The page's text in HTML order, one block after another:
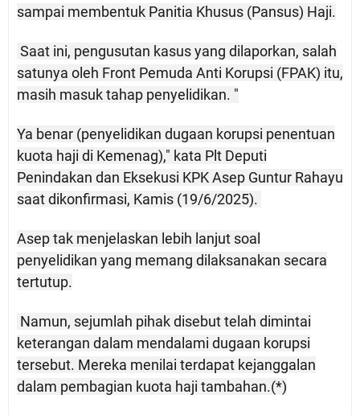
sampai membentuk Panitia Khusus (Pansus) Haji.
Saat ini, pengusutan kasus yang dilaporkan, salah
satunya oleh Front Pemuda Anti Korupsi (FPAK) itu,
masih masuk tahap penyelidikan. "
Ya benar (penyelidikan dugaan korupsi penentuan
kuota haji di Kemenag)," kata Plt Deputi
Penindakan dan Eksekusi KPK Asep Guntur Rahayu
saat dikonfirmasi, Kamis (19/6/2025).
Asep tak menjelaskan lebih lanjut soal
penyelidikan yang memang dilaksanakan secara
tertutup.
Namun, sejumlah pihak disebut telah dimintai
keterangan dalam mendalami dugaan korupsi
tersebut. Mereka menilai terdapat kejanggalan
dalam pembagian kuota haji tambahan.(*)